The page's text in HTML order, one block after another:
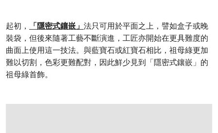
起初， 「隱密式鑲嵌」 法只可用於平面之上，譬如盒子或晚
裝袋，但後來隨著工藝不斷演進，工匠亦開始在更具難度的
曲面上使用這一技法。與藍寶石或紅寶石相比，祖母綠更加
難以切割，色彩更難配對，因此鮮少見到「隱密式鑲嵌」的
祖母綠首飾。